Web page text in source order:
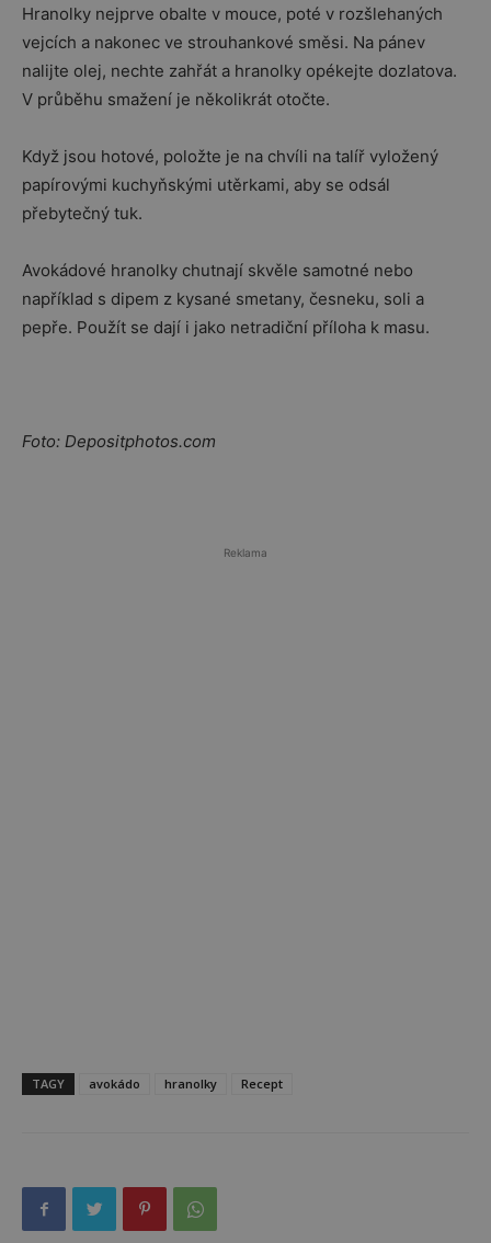
Hranolky nejprve obalte v mouce, poté v rozšlehaných
vejcích a nakonec ve strouhankové směsi. Na pánev
nalijte olej, nechte zahřát a hranolky opékejte dozlatova.
V průběhu smažení je několikrát otočte.
Když jsou hotové, položte je na chvíli na talíř vyložený
papírovými kuchyňskými utěrkami, aby se odsál
přebytečný tuk.
Avokádové hranolky chutnají skvěle samotné nebo
například s dipem z kysané smetany, česneku, soli a
pepře. Použít se dají i jako netradiční příloha k masu.
Foto: Depositphotos.com
Reklama
TAGY avokádo hranolky Recept